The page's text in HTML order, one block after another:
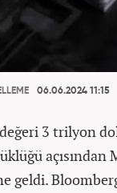
06.06.2024 11:15
3 trilyon
geldi.